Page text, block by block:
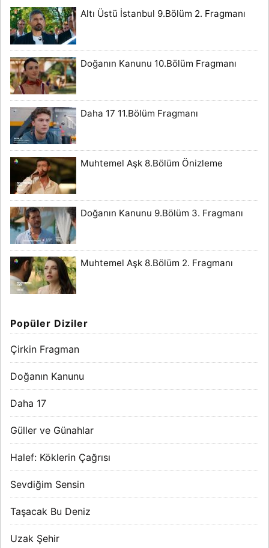
Altı Üstü İstanbul 9.Bölüm 2. Fragmanı
Doğanın Kanunu 10.Bölüm Fragmanı
Daha 17 11.Bölüm Fragmanı
Muhtemel Aşk 8.Bölüm Önizleme
Doğanın Kanunu 9.Bölüm 3. Fragmanı
Muhtemel Aşk 8.Bölüm 2. Fragmanı
Popüler Diziler
Çirkin Fragman
Doğanın Kanunu
Daha 17
Güller ve Günahlar
Halef: Köklerin Çağrısı
Sevdiğim Sensin
Taşacak Bu Deniz
Uzak Şehir